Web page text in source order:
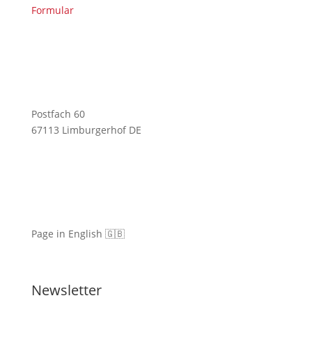
Formular
Postfach 60
67113 Limburgerhof DE
Page in English 🇬🇧
Newsletter